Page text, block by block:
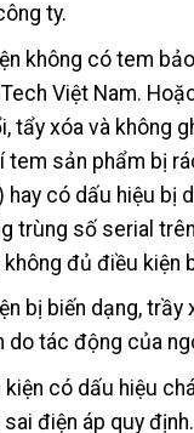
ty.
không có tem
Việt Nam.
tẩy xóa và không
tem sản phẩm bị
có dấu hiệu bị
trùng số serial
đủ điều kiện
bị biến dạng, trầy
do tác động của
kiện có dấu hiệu
điện áp quy định.